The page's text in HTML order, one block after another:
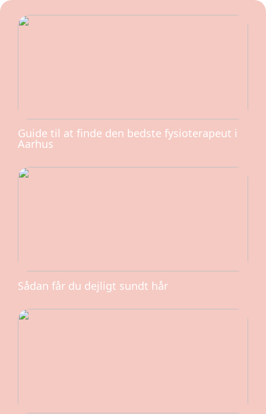
Guide til at finde den bedste fysioterapeut i
Aarhus
Sådan får du dejligt sundt hår